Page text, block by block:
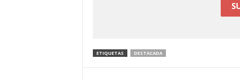
ETIQUETAS DESTACADA